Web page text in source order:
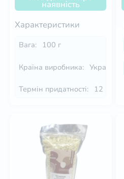
наявність
Характеристики
Вага: 100 г
Країна виробника: Україна
Термін придатності: 12 мес